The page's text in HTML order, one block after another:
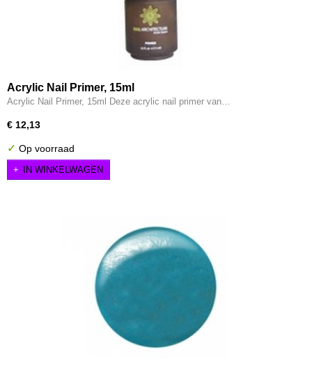
Acrylic Nail Primer, 15ml
Acrylic Nail Primer, 15ml Deze acrylic nail primer van…
€ 12,13
✓ Op voorraad
IN WINKELWAGEN